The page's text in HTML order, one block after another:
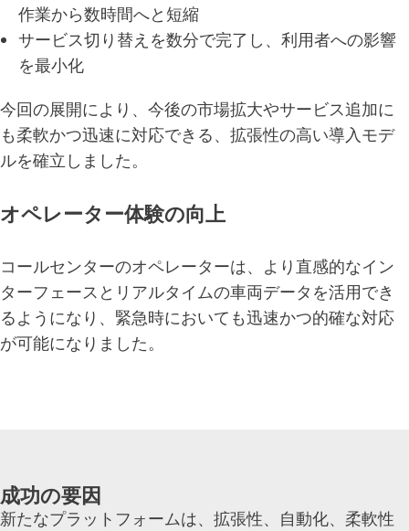
作業から数時間へと短縮
サービス切り替えを数分で完了し、利用者への影響
を最小化
今回の展開により、今後の市場拡大やサービス追加に
も柔軟かつ迅速に対応できる、拡張性の高い導入モデ
ルを確立しました。
オペレーター体験の向上
コールセンターのオペレーターは、より直感的なイン
ターフェースとリアルタイムの車両データを活用でき
るようになり、緊急時においても迅速かつ的確な対応
が可能になりました。
成功の要因
新たなプラットフォームは、拡張性、自動化、柔軟性